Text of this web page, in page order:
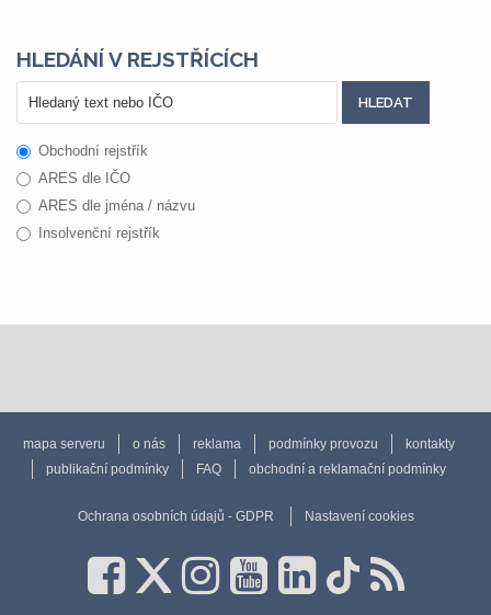
HLEDÁNÍ V REJSTŘÍCÍCH
Obchodní rejstřík
ARES dle IČO
ARES dle jména / názvu
Insolvenční rejstřík
mapa serveru o nás reklama podmínky provozu
kontakty
publikační podmínky
FAQ obchodní a reklamační podmínky
Ochrana osobních údajů - GDPR Nastavení cookies